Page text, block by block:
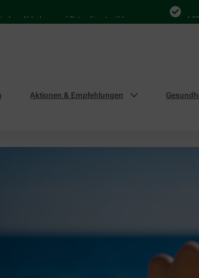
und Botendienst wählen 4.000 Mal
Aktionen & Empfehlungen